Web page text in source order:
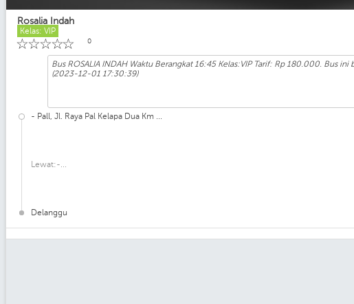
Rosalia Indah
Kelas: VIP
☆
☆
☆
☆
☆ 0
Bus ROSALIA INDAH Waktu Berangkat 16:45 Kelas:VIP Tarif: Rp 180.000. Bus ini
(2023-12-01 17:30:39)
- Pall, Jl. Raya Pal Kelapa Dua Km ...
Lewat:-...
Delanggu